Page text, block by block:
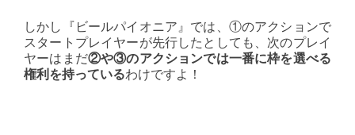
しかし『ビールパイオニア』では、①のアクションで
スタートプレイヤーが先行したとしても、次のプレイ
ヤーはまだ②や③のアクションでは一番に枠を選べる
権利を持っているわけですよ！